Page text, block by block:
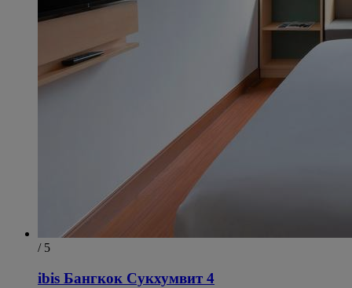
/ 5
ibis Бангкок Сукхумвит 4